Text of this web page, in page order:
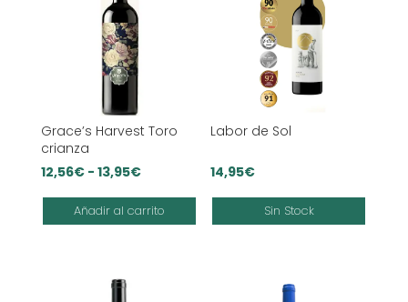
Grace’s Harvest Toro
crianza
12,56€ - 13,95€Rango
de
precios:
Añadir al carrito
Labor de Sol
14,95€
Sin Stock